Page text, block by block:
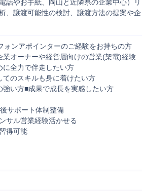
話やお手紙、岡山と近隣県の企業中心）リ
、譲渡可能性の検討、譲渡方法の提案や企
ォンアポインターのご経験をお持ちの方
業オーナーや経営層向けの営業(架電)経験
に全力で伴走したい方
のスキルも身に着けたい方
強い方■成果で成長を実感したい方
サポート体制整備
サル営業経験活かせる
得可能